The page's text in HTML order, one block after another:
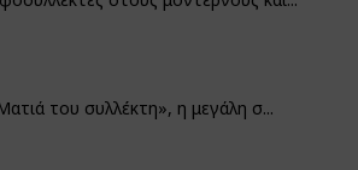
του συλλέκτη», η μεγάλη σ...